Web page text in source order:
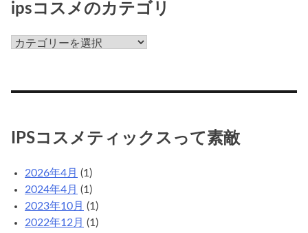
ipsコスメのカテゴリ
ips
メ
テ
リ
IPSコスメティックスって素敵
2026年4月 (1)
2024年4月 (1)
2023年10月 (1)
2022年12月 (1)